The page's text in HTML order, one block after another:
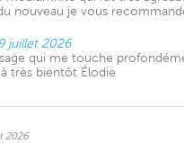
nouveau je vous
juillet 2026
qui me touche
très bientôt Élodie
2026